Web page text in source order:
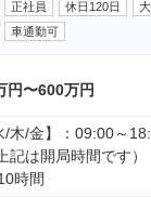
正社員 休日120日
車通勤可
円〜600万円
/木/金】：09:00～
記は開局時間です
時間